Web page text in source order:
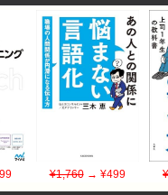
¥1,760→ ¥499